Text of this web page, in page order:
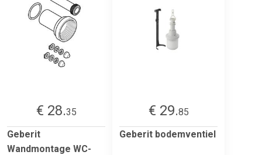
€ 28.35
Geberit
Wandmontage WC-
€ 29.85
Geberit bodemventiel